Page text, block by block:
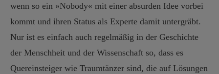
wenn so ein »Nobody« mit einer absurden Idee vorbei
kommt und ihren Status als Experte damit untergräbt.
Nur ist es einfach auch regelmäßig in der Geschichte
der Menschheit und der Wissenschaft so, dass es
Quereinsteiger wie Traumtänzer sind, die auf Lösungen